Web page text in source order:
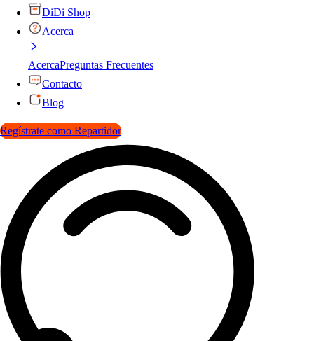
DiDi Shop
Acerca
AcercaPreguntas Frecuentes
Contacto
Blog
Regístrate como Repartidor